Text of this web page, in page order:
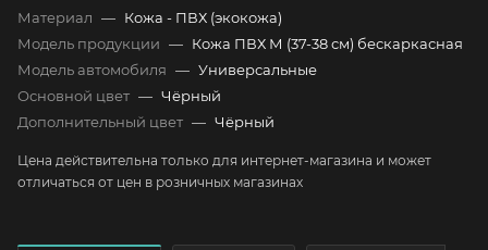
Материал — Кожа - ПВХ (экокожа)
Модель продукции — Кожа ПВХ М (37-38 см) бескаркасная
Модель автомобиля — Универсальные
Основной цвет — Чёрный
Дополнительный цвет — Чёрный
Цена действительна только для интернет-магазина и может
отличаться от цен в розничных магазинах